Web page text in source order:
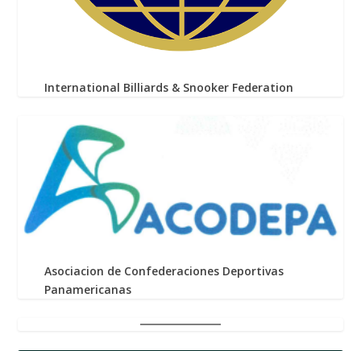
International Billiards & Snooker Federation
Asociacion de Confederaciones Deportivas
Panamericanas